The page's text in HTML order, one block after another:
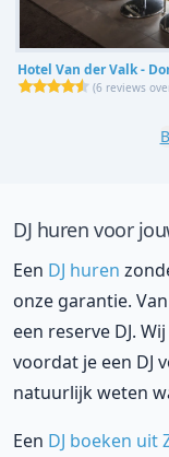
Hotel Van der Valk -
(6 reviews
DJ huren voor
Een DJ huren
onze garantie.
een reserve DJ.
voordat je een DJ
natuurlijk weten
Een DJ boeken uit